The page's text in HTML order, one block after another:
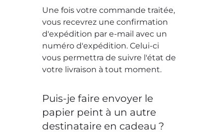
Une fois votre commande traitée,
vous recevrez une confirmation
d'expédition par e-mail avec un
numéro d'expédition. Celui-ci
vous permettra de suivre l'état de
votre livraison à tout moment.
Puis-je faire envoyer le
papier peint à un autre
destinataire en cadeau ?